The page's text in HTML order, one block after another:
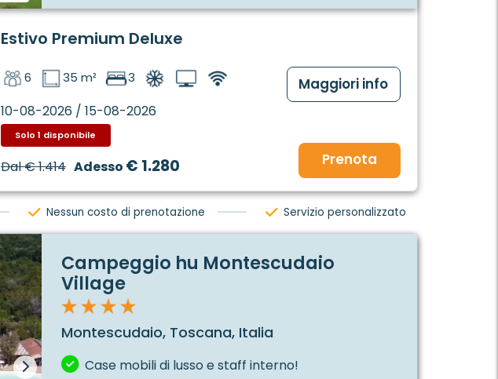
Estivo Premium Deluxe
6 35 m² 3
10-08-2026 / 15-08-2026
Solo 1 disponibile
Dal€ 1.414 Adesso € 1.280
Maggiori info
Prenota
Nessun costo di prenotazione Servizio personalizzato
Campeggio hu Montescudaio
Village
Montescudaio, Toscana, Italia
Case mobili di lusso e staff interno!